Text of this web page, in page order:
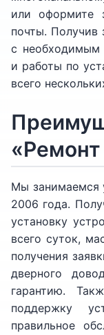
или оформите
почты. Получив
с необходимым
и работы по
всего
«Ремонт
Мы занимаемся
2006 года.
установку
всего суток,
получения
дверного
гарантию.
поддержку
правильное